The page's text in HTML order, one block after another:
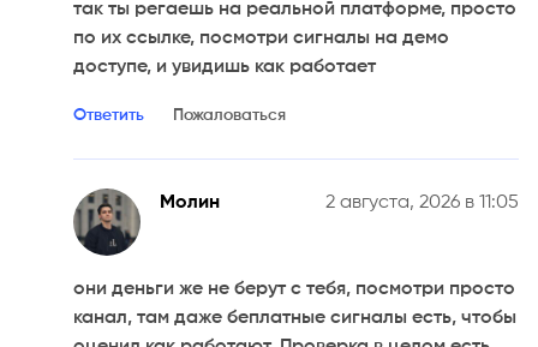
так ты регаешь на реальной платформе, просто
по их ссылке, посмотри сигналы на демо
доступе, и увидишь как работает
Ответить Пожаловаться
Молин 2 августа, 2026 в 11:05
они деньги же не берут с тебя, посмотри просто
канал, там даже беплатные сигналы есть, чтобы